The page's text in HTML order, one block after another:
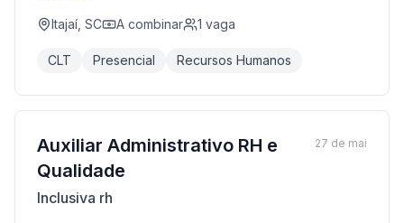
Itajaí, SC A combinar 1 vaga
CLT Presencial Recursos Humanos
Auxiliar Administrativo RH e
Qualidade
Inclusiva rh
27 de mai